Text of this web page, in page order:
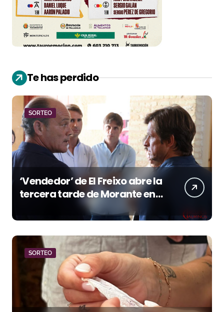
Te has perdido
SORTEO
‘Vendedor’ de El Freixo abre la
tercera tarde de Morante en
la temporada portuense
SORTEO